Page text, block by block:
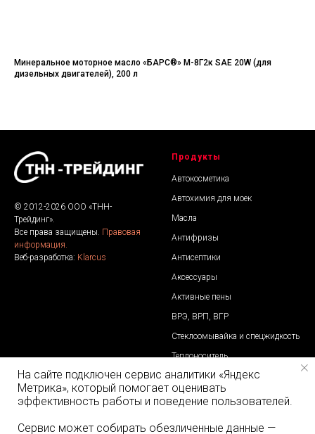
Минеральное моторное масло «БАРС®» М-8Г2к SAE 20W (для
дизельных двигателей), 200 л
© 2012-2026 ООО «ТНН-
Трейдинг».
Все права защищены. Правовая
информация.
Веб-разработка: Klarcus
Продукты
Автокосметика
Автохимия для моек
Масла
Антифризы
Антисептики
Аксессуары
Активные пены
ВРЭ, ВРП, ВГР
Стеклоомывайка и спецжидкость
Теплоноситель
Тормозная жидкость
Тосол
Контакты Отдел продаж
На сайте подключен сервис аналитики «Яндекс
Метрика», который помогает оценивать
эффективность работы и поведение пользователей.
Сервис может собирать обезличенные данные —